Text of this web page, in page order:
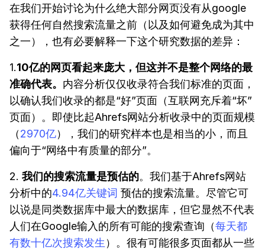
在我们开始讨论为什么绝大部分网页没有从google
获得任何自然搜索流量之前（以及如何避免成为其中
之一），也有必要解释一下这个研究数据的差异：
1.10亿的网页看起来庞大，但这并不是整个网络的最
准确代表。 内容分析仅仅收录符合我们标准的页面，
以确认我们收录的都是“好”页面（互联网充斥着“坏”
页面）。即使比起Ahrefs网站分析收录中的页面规模
（2970亿），我们的研究样本也是相当的小，而且
偏向于“网络中有质量的部分”。
2. 我们的搜索流量是预估的。我们基于Ahrefs网站
分析中的4.94亿关键词 预估的搜索流量。尽管它可
以说是同类数据库中最大的数据库，但它显然不代表
人们在Google输入的所有可能的搜索查询（每天都
有数十亿次搜索发生 ）。很有可能很多页面都从一些